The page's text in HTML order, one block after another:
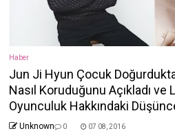
Haber
Jun Ji Hyun Çocuk
Nasıl Koruduğunu Açıkladı ve
Oyunculuk Hakkındaki
Unknown 0 07 08, 2016